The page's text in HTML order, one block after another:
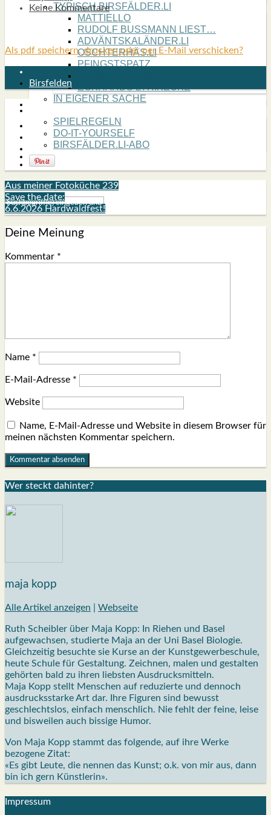
TYPISCH BIRSFÄLDER.LI
MATTIELLO
RUDOLF BUSS­MANN LIEST…
ADVÄNTSKALÄNDER.LI
OSCHTERHÄS.LI
PFINGST­SPATZ
ECK­HARDS LYRIK­ECKE
IN EIGE­NER SACHE
SPIEL­RE­GELN
DO-IT-YOUR­S­ELF
BIRSFÄLDER.LI-ABO
SHOUT­BOX
Keine Kommentare
Als pdf speichern, drucken oder per E-Mail verschicken?
Birsfelden
Aus meiner Fotoküche 239
Save the date:
6.6.2026 Hardwaldfest!
Deine Meinung
Kommentar *
Name *
E-Mail-Adresse *
Website
Name, E-Mail-Adresse und Website in diesem Browser für
meinen nächsten Kommentar speichern.
Wer steckt dahin­ter?
maja kopp
Alle Artikel anzeigen Webseite
Ruth Scheibler über Maja Kopp: In Riehen und Basel
aufgewachsen, studierte Maja an der Uni Basel Biologie.
Gleichzeitig besuchte sie Kurse an der Kunstgewerbeschule,
heute Schule für Gestaltung. Zeichnen, malen und gestalten
gehörten bald zu ihren liebsten Ausdrucksmitteln.
Maja Kopp stellt Menschen auf reduzierte und dennoch
ausdrucksstarke Art dar. Ihre Figuren sind bewusst
geschlechtslos, einfach menschlich. Nie fehlt der feine, leise
und bisweilen auch bissige Humor.
Von Maja Kopp stammt das folgende, auf ihre Werke
bezogene Zitat:
«Es gibt Leute, die nennen das Kunst; o.k. von mir aus, dann
bin ich gern Künstlerin».
Impres­sum